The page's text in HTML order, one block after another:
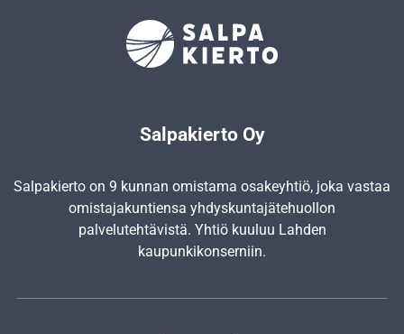
Salpakierto Oy
Salpakierto on 9 kunnan omistama osakeyhtiö, joka vastaa
omistajakuntiensa yhdyskunta­jätehuollon
palvelutehtävistä. Yhtiö kuuluu Lahden
kaupunkikonserniin.